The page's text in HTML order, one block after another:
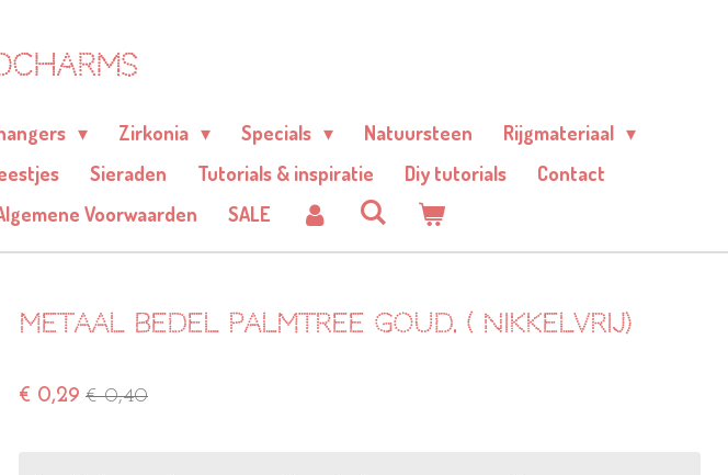
Zirkonia Specials Natuursteen
Rijgmateriaal
Sieraden Tutorials & inspiratie Diy tutorials
Contact
Voorwaarden SALE
Metaal bedel palmtree goud. ( nikkelvrij)
€ 0,29 € 0,40